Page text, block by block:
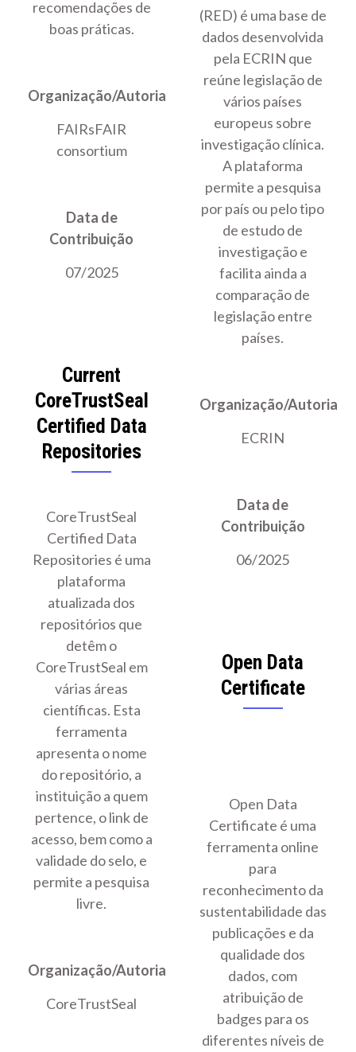
recomendações de
boas práticas.
Organização/Autoria
FAIRsFAIR
consortium
Data de
Contribuição
07/2025
(RED) é uma base de
dados desenvolvida
pela ECRIN que
reúne legislação de
vários países
europeus sobre
investigação clínica.
A plataforma
permite a pesquisa
por país ou pelo tipo
de estudo de
investigação e
facilita ainda a
comparação de
legislação entre
países.
Organização/Autoria
ECRIN
Data de
Contribuição
06/2025
Current
CoreTrustSeal
Certified Data
Repositories
CoreTrustSeal
Certified Data
Repositories é uma
plataforma
atualizada dos
repositórios que
detêm o
CoreTrustSeal em
várias áreas
científicas. Esta
ferramenta
apresenta o nome
do repositório, a
instituição a quem
pertence, o link de
acesso, bem como a
validade do selo, e
permite a pesquisa
livre.
Organização/Autoria
CoreTrustSeal
Open Data
Certificate
Open Data
Certificate é uma
ferramenta online
para
reconhecimento da
sustentabilidade das
publicações e da
qualidade dos
dados, com
atribuição de
badges para os
diferentes níveis de